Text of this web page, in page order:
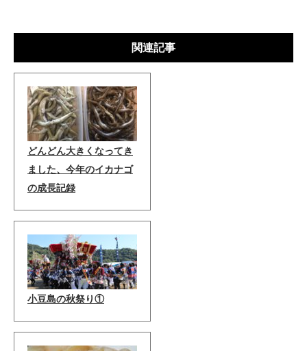
関連記事
どんどん大きくなってき
ました、今年のイカナゴ
の成長記録
小豆島の秋祭り①